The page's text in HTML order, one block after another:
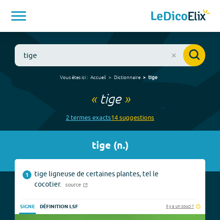
Vous êtes ici : Accueil Dictionnaire tige
« tige»
2 termesexacts14suggestions
tige (n.)
1
tige ligneuse de certaines plantes, tel le
cocotier.
source
SIGNE DÉFINITION LSF Il y a un souci ?